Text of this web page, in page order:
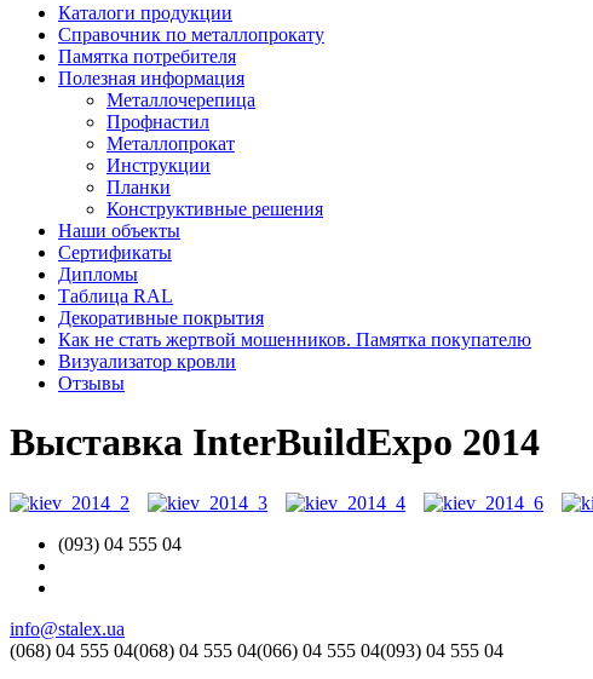
Каталоги продукции
Справочник по металлопрокату
Памятка потребителя
Полезная информация
Металлочерепица
Профнастил
Металлопрокат
Инструкции
Планки
Конструктивные решения
Наши объекты
Сертификаты
Дипломы
Таблица RAL
Декоративные покрытия
Как не стать жертвой мошенников. Памятка покупателю
Визуализатор кровли
Отзывы
Выставка InterBuildExpo 2014
(093) 04 555 04
info@stalex.ua
(068) 04 555 04(068) 04 555 04(066) 04 555 04(093) 04 555 04